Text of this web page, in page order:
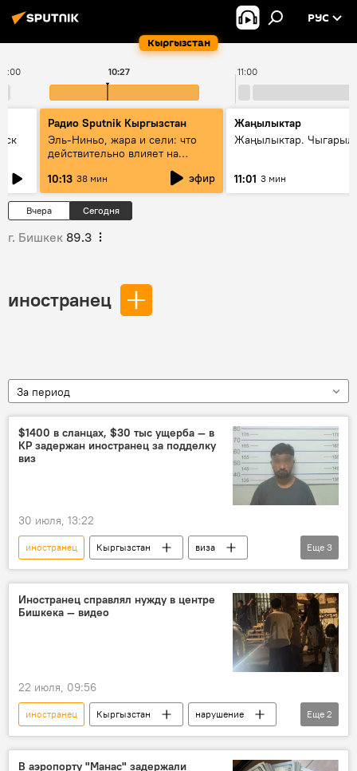
Кыргызстан
РУС
11:00
10:27
Радио Sputnik Кыргызстан
Эль-Ниньо, жара и сели: что
действительно влияет на
10:13 38 мин эфир
Жаңылыктар
Жаңылыктар.
11:01 3 мин
Вчера Сегодня
г. Бишкек 89.3
иностранец
За период
$1400 в сланцах, $30 тыс ущерба — в
КР задержан иностранец за подделку
виз
30 июля, 13:22
иностранец Кыргызстан
виза
подделка
миграция
мошенничество
Еще 3
Иностранец справлял нужду в центре
Бишкека — видео
22 июля, 09:56
иностранец Кыргызстан
нарушение
инцидент
депортация
Еще 2
В аэропорту "Манас" задержали